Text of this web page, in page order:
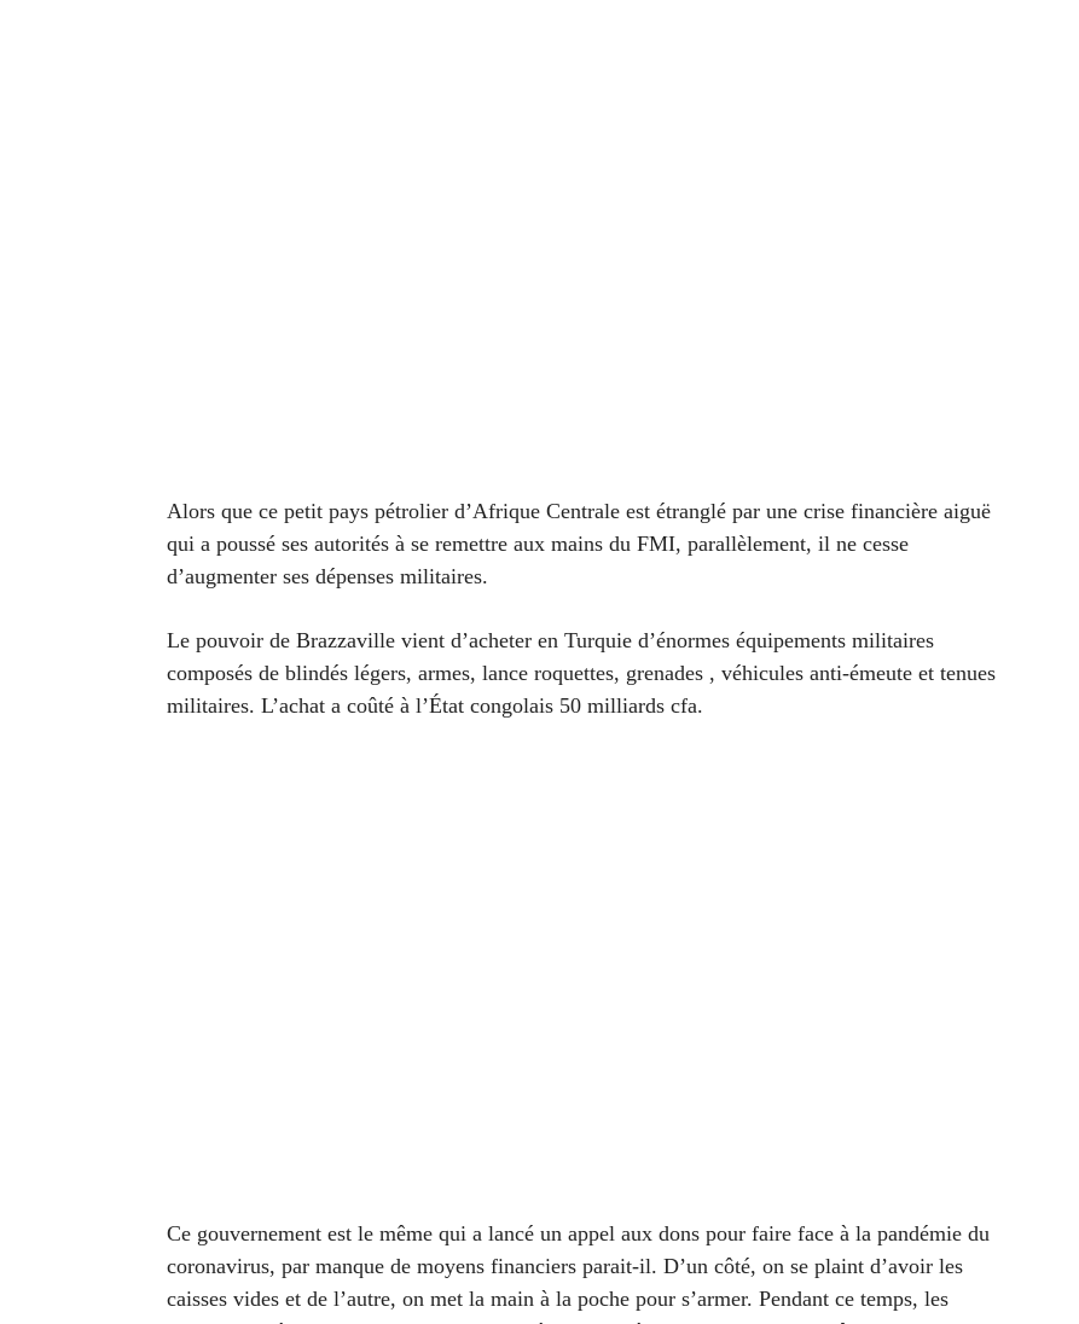
Alors que ce petit pays pétrolier d’Afrique Centrale est étranglé par une crise financière aiguë
qui a poussé ses autorités à se remettre aux mains du FMI, parallèlement, il ne cesse
d’augmenter ses dépenses militaires.
Le pouvoir de Brazzaville vient d’acheter en Turquie d’énormes équipements militaires
composés de blindés légers, armes, lance roquettes, grenades , véhicules anti-émeute et tenues
militaires. L’achat a coûté à l’État congolais 50 milliards cfa.
Ce gouvernement est le même qui a lancé un appel aux dons pour faire face à la pandémie du
coronavirus, par manque de moyens financiers parait-il. D’un côté, on se plaint d’avoir les
caisses vides et de l’autre, on met la main à la poche pour s’armer. Pendant ce temps, les